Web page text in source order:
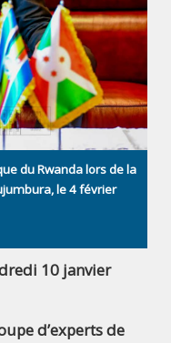
du Rwanda lors de la
le 4 février
10 janvier
d’experts de